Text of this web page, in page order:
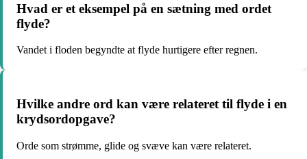
Hvad er et eksempel på en sætning med ordet
flyde?
Vandet i floden begyndte at flyde hurtigere efter regnen.
Hvilke andre ord kan være relateret til flyde i en
krydsordopgave?
Orde som strømme, glide og svæve kan være relateret.